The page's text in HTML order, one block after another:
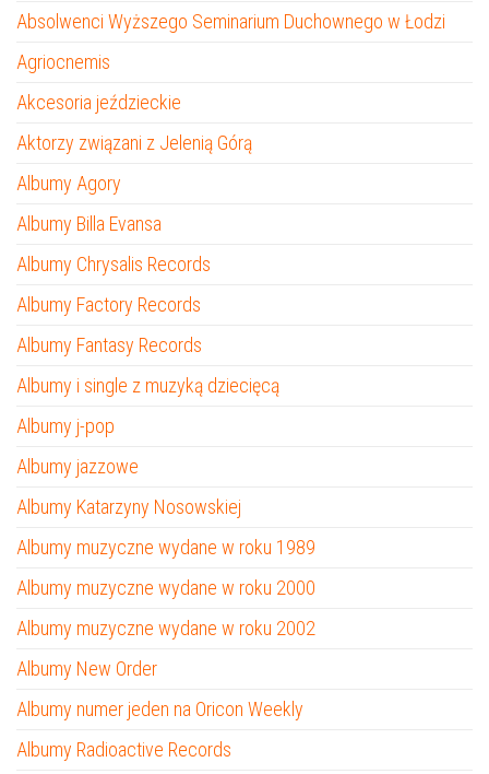
Absolwenci Wyższego Seminarium Duchownego w Łodzi
Agriocnemis
Akcesoria jeździeckie
Aktorzy związani z Jelenią Górą
Albumy Agory
Albumy Billa Evansa
Albumy Chrysalis Records
Albumy Factory Records
Albumy Fantasy Records
Albumy i single z muzyką dziecięcą
Albumy j-pop
Albumy jazzowe
Albumy Katarzyny Nosowskiej
Albumy muzyczne wydane w roku 1989
Albumy muzyczne wydane w roku 2000
Albumy muzyczne wydane w roku 2002
Albumy New Order
Albumy numer jeden na Oricon Weekly
Albumy Radioactive Records